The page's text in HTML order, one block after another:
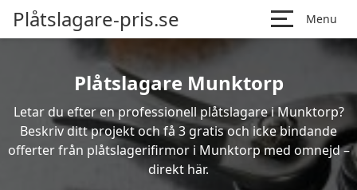
Plåtslagare-pris.se Menu
Plåtslagare Munktorp
Letar du efter en professionell plåtslagare i Munktorp?
Beskriv ditt projekt och få 3 gratis och icke bindande
offerter från plåtslagerifirmor i Munktorp med omnejd –
direkt här.